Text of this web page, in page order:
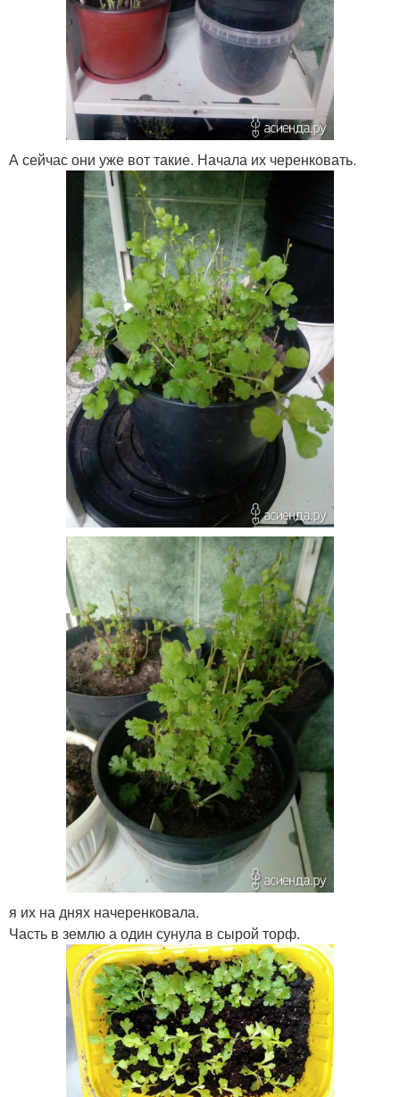
А сейчас они уже вот такие. Начала их черенковать.
я их на днях начеренковала.
Часть в землю а один сунула в сырой торф.